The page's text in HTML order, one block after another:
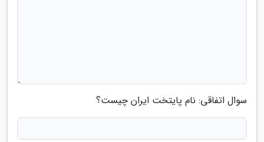
سوال اتفاقی: نام پایتخت ایران چیست؟